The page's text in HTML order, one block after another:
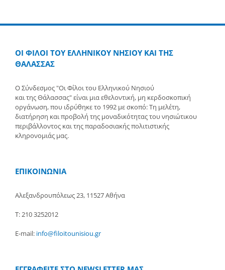
ΟΙ ΦΙΛΟΙ ΤΟΥ ΕΛΛΗΝΙΚΟΥ ΝΗΣΙΟΥ ΚΑΙ ΤΗΣ
ΘΑΛΑΣΣΑΣ
Ο Σύνδεσμος "Οι Φίλοι του Ελληνικού Νησιού
και της Θάλασσας" είναι μια εθελοντική, μη κερδοσκοπική
οργάνωση, που ιδρύθηκε το 1992 με σκοπό: Τη μελέτη,
διατήρηση και προβολή της μοναδικότητας του νησιώτικου
περιβάλλοντος και της παραδοσιακής πολιτιστικής
κληρονομιάς μας.
ΕΠΙΚΟΙΝΩΝΙΑ
Αλεξανδρουπόλεως 23, 11527 Αθήνα
Τ: 210 3252012
E-mail: info@filoitounisiou.gr